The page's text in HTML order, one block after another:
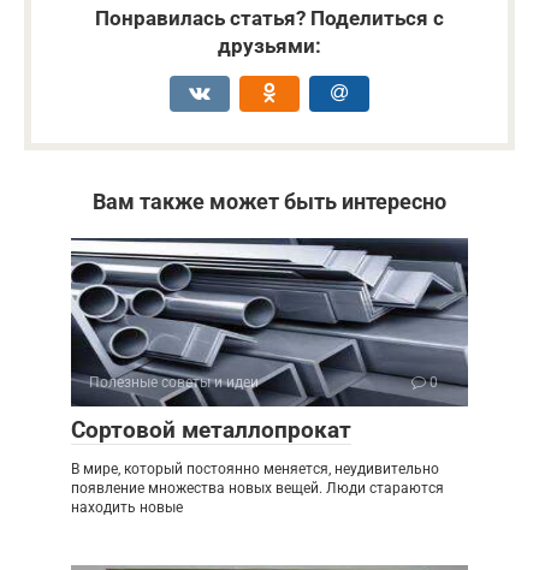
Понравилась статья? Поделиться с
друзьями:
Вам также может быть интересно
Полезные советы и идеи 0
Сортовой металлопрокат
В мире, который постоянно меняется, неудивительно
появление множества новых вещей. Люди стараются
находить новые